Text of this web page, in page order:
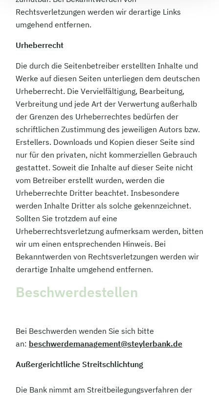
Rechtsverletzungen werden wir derartige Links
umgehend entfernen.
Urheberrecht
Die durch die Seitenbetreiber erstellten Inhalte und
Werke auf diesen Seiten unterliegen dem deutschen
Urheberrecht. Die Vervielfältigung, Bearbeitung,
Verbreitung und jede Art der Verwertung außerhalb
der Grenzen des Urheberrechtes bedürfen der
schriftlichen Zustimmung des jeweiligen Autors bzw.
Erstellers. Downloads und Kopien dieser Seite sind
nur für den privaten, nicht kommerziellen Gebrauch
gestattet. Soweit die Inhalte auf dieser Seite nicht
vom Betreiber erstellt wurden, werden die
Urheberrechte Dritter beachtet. Insbesondere
werden Inhalte Dritter als solche gekennzeichnet.
Sollten Sie trotzdem auf eine
Urheberrechtsverletzung aufmerksam werden, bitten
wir um einen entsprechenden Hinweis. Bei
Bekanntwerden von Rechtsverletzungen werden wir
derartige Inhalte umgehend entfernen.
Beschwerdestellen
Bei Beschwerden wenden Sie sich bitte
an: beschwerdemanagement@steylerbank.de
Außergerichtliche Streitschlichtung
Die Bank nimmt am Streitbeilegungsverfahren der